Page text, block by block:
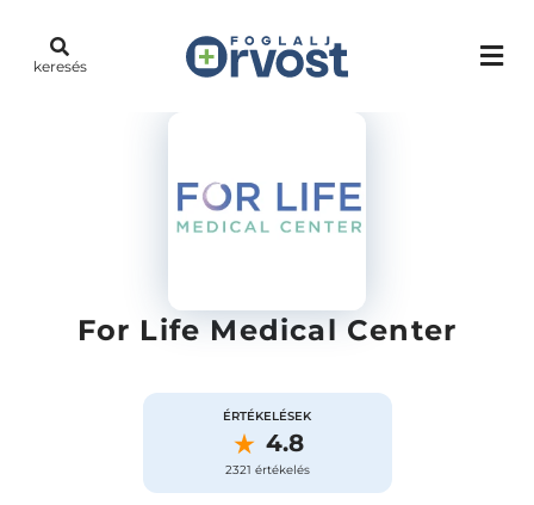
keresés
For Life Medical Center
ÉRTÉKELÉSEK
4.8
2321 értékelés